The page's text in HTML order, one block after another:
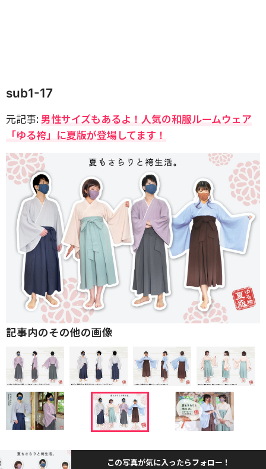
sub1-17
元記事:男性サイズもあるよ！人気の和服ルームウェア
「ゆる袴」に夏版が登場してます！
記事内のその他の画像
この写真が気に入ったらフォロー！